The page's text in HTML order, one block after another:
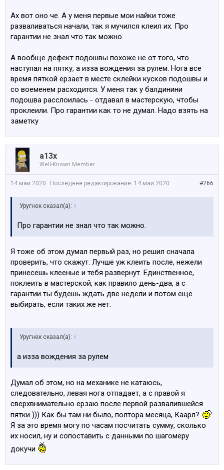
отходили полтора года - расклеился нос.
Посмотреть вложение 173871
вторую ногу, если кто-то вдруг подумал. Может быть
косолапый, но ведь не так, чтобы за полтора месяца
ушатать пару?
В общем, наверно этот раз будет моя последняя пара
такой модели
Ах вот оно че. А у меня первые мои найки тоже
разваливаться начали, так я мучился клеил их. Про
гарантии не знал что так можно.
А вообще дефект подошвы похоже не от того, что
наступал на пятку, а изза вождения за рулем. Нога все
время пяткой ерзает в месте склейки кусков подошвы и
со воеменем расходится. У меня так у балдинини
подошва расслоилась - отдавал в мастерскую, чтобы
проклеили. Про гарантии как то не думал. Надо взять на
заметку
a13x
Well-Known Member
#266
14 май 2020 Последнее редактирование: 14 май 2020
Уругнек сказал(а): ↑
Про гарантии не знал что так можно.
Я тоже об этом думал первый раз, но решил сначала
проверить, что скажут. Лучше уж клеить после, нежели
принесешь клееные и тебя развернут. Единственное,
поклеить в мастерской, как правило день-два, а с
гарантии ты будешь ждать две недели и потом ещё
выбирать, если таких же нет.
Уругнек сказал(а): ↑
а изза вождения за рулем
Думал об этом, но на механике не катаюсь,
следовательно, левая нога отпадает, а с правой я
сверхвнимательно ерзаю после первой развалившейся
пятки ))) Как бы там ни было, полтора месяца, Каарл?
Я за это время могу по часам посчитать сумму, сколько
их носил, ну и сопоставить с данными по шагомеру
докучи